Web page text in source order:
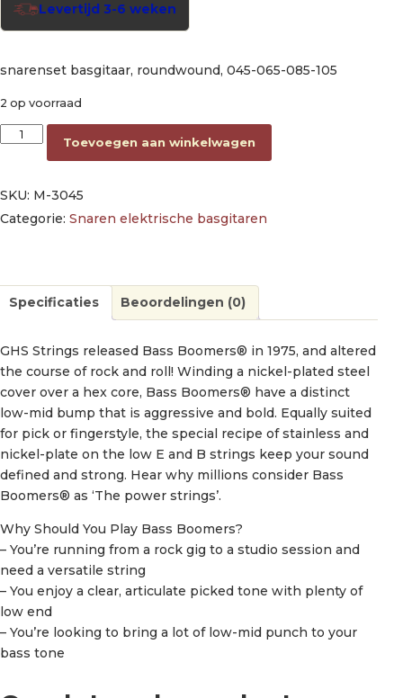
Levertijd 3-6 weken
snarenset basgitaar, roundwound, 045-065-085-105
2 op voorraad
string set electric bass, roundwound, 045-065-085-105 aantal
Toevoegen aan winkelwagen
SKU: M-3045
Categorie: Snaren elektrische basgitaren
Specificaties Beoordelingen (0)
GHS Strings released Bass Boomers® in 1975, and altered
the course of rock and roll! Winding a nickel-plated steel
cover over a hex core, Bass Boomers® have a distinct
low-mid bump that is aggressive and bold. Equally suited
for pick or fingerstyle, the special recipe of stainless and
nickel-plate on the low E and B strings keep your sound
defined and strong. Hear why millions consider Bass
Boomers® as ‘The power strings’.
Why Should You Play Bass Boomers?
– You’re running from a rock gig to a studio session and
need a versatile string
– You enjoy a clear, articulate picked tone with plenty of
low end
– You’re looking to bring a lot of low-mid punch to your
bass tone